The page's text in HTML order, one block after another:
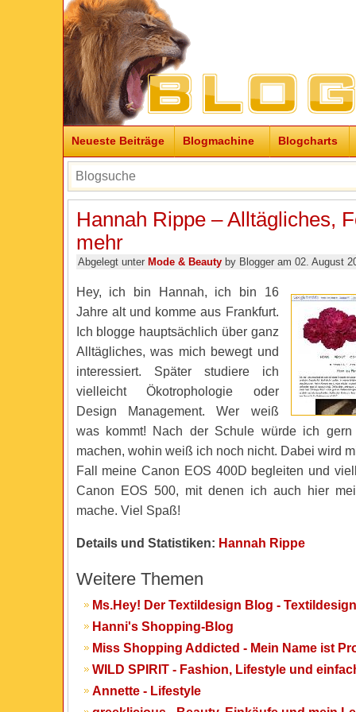
Neueste Beiträge Blogmachine Blogcharts
Hannah Rippe – Alltägliches,
mehr
Abgelegt unter Mode & Beautyby Blogger am 02. August
Hey, ich bin Hannah, ich bin 16
Jahre alt und komme aus Frankfurt.
Ich blogge hauptsächlich über ganz
Alltägliches, was mich bewegt und
interessiert. Später studiere ich
vielleicht Ökotrophologie oder
Design Management. Wer weiß
was kommt! Nach der Schule würde ich gern
machen, wohin weiß ich noch nicht. Dabei wird
Fall meine Canon EOS 400D begleiten und
Canon EOS 500, mit denen ich auch hier
mache. Viel Spaß!
Details und Statistiken: Hannah Rippe
Weitere Themen
Ms.Hey! Der Textildesign Blog -
Hanni's Shopping-Blog
Miss Shopping Addicted - Mein Name ist
WILD SPIRIT - Fashion, Lifestyle und
Annette - Lifestyle